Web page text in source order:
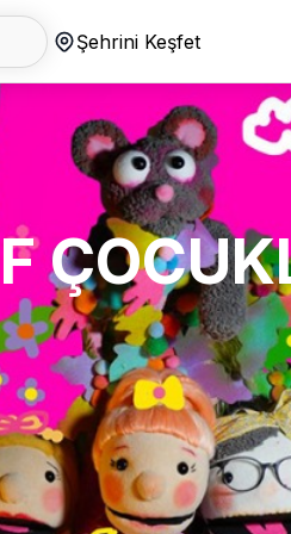
Şehrini Keşfet